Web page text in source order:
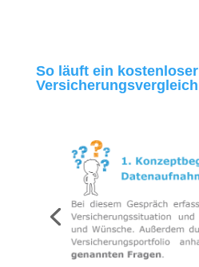
So läuft ein kostenloser